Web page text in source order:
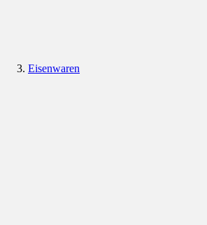
Eisenwaren